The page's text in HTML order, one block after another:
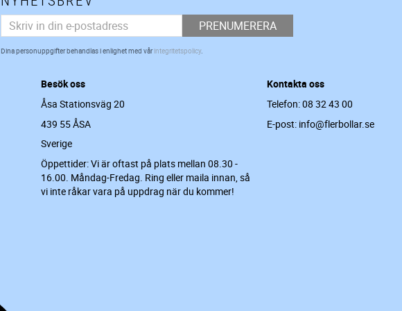
PRENUMERERA
Dina personuppgifter behandlas i enlighet med vårintegritetspolicy.
Besök oss
Åsa Stationsväg 20
439 55 ÅSA
Sverige
Öppettider: Vi är oftast på plats mellan 08.30 -
16.00. Måndag-Fredag. Ring eller maila innan, så
vi inte råkar vara på uppdrag när du kommer!
Kontakta oss
Telefon: 08 32 43 00
E-post: info@flerbollar.se